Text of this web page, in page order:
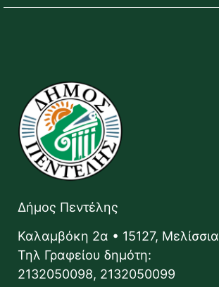
Δήμος Πεντέλης
Καλαμβόκη 2α • 15127, Μελίσσια
Τηλ Γραφείου δημότη:
2132050098, 2132050099